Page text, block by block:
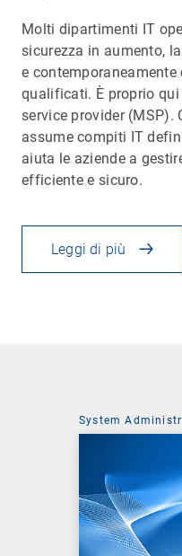
Molti dipartimenti IT
sicurezza in aumento,
e
qualificati. È proprio
service provider (MSP).
assume compiti IT
aiuta le aziende a
efficiente e sicuro.
Leggi di più
System